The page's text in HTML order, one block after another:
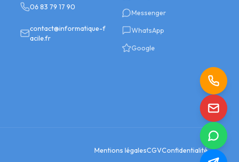
06 83 79 17 90
contact@informatique-f
acile.fr
Messenger
WhatsApp
Google
Mentions légalesCGVConfidentialité